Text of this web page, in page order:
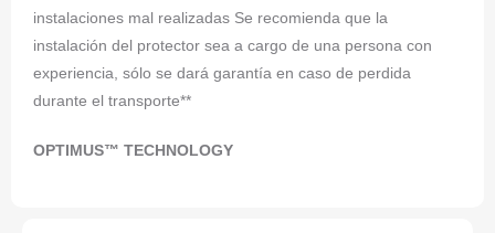
instalaciones mal realizadas Se recomienda que la
instalación del protector sea a cargo de una persona con
experiencia, sólo se dará garantía en caso de perdida
durante el transporte**
OPTIMUS™ TECHNOLOGY